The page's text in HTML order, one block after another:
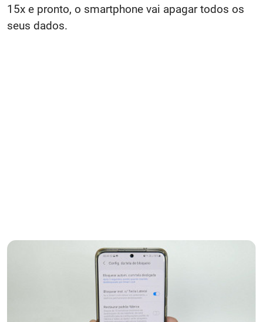
15x e pronto, o smartphone vai apagar todos os
seus dados.